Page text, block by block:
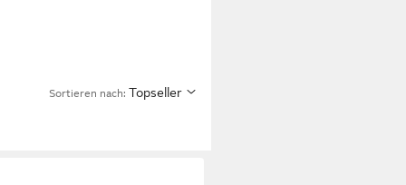
Sortieren nach: Topseller